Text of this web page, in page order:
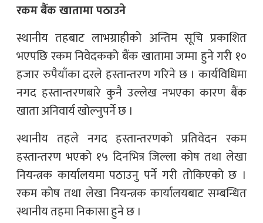
रकम बैंक खातामा पठाउने
स्थानीय तहबाट लाभग्राहीको अन्तिम सूचि प्रकाशित
भएपछि रकम निवेदकको बैंक खातामा जम्मा हुने गरी १०
हजार रुपैयाँका दरले हस्तान्तरण गरिने छ । कार्यविधिमा
नगद हस्तान्तरणबारे कुनै उल्लेख नभएका कारण बैंक
खाता अनिवार्य खोल्नुपर्ने छ ।
स्थानीय तहले नगद हस्तान्तरणको प्रतिवेदन रकम
हस्तान्तरण भएको १५ दिनभित्र जिल्ला कोष तथा लेखा
नियन्त्रक कार्यालयमा पठाउनु पर्ने गरी तोकिएको छ ।
रकम कोष तथा लेखा नियन्त्रक कार्यालयबाट सम्बन्धित
स्थानीय तहमा निकासा हुने छ ।